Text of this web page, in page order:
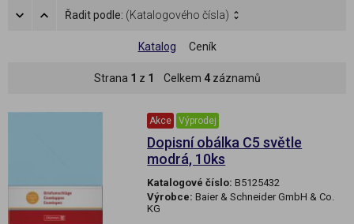
Řadit podle: (Katalogového čísla)
Katalog Ceník
Strana 1 z 1 Celkem 4záznamů
Akce Výprodej
Dopisní obálka C5 světle
modrá, 10ks
Katalogové číslo: B5125432
Výrobce: Baier & Schneider GmbH & Co.
KG